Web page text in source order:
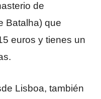
de
Batalha) que
euros y tienes un
Lisboa, también